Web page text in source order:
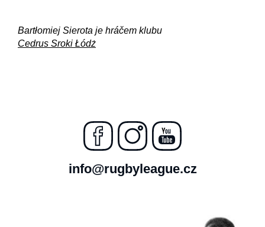
Bartłomiej Sierota je hráčem klubu
Cedrus Sroki Łódż
info@rugbyleague.cz